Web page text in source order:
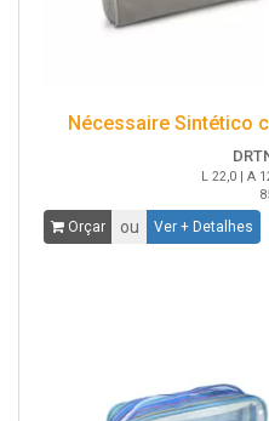
Nécessaire Sintético
L 22,0 | A
Orçar ou Ver + Detalhes